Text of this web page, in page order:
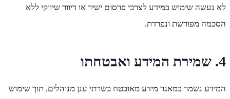
לא נעשה שימוש במידע לצרכי פרסום ישיר או דיוור שיווקי ללא
הסכמה מפורשת ונפרדת.
4. שמירת המידע ואבטחתו
המידע נשמר במאגר מידע מאובטח בשרתי ענן מנוהלים, תוך שימוש